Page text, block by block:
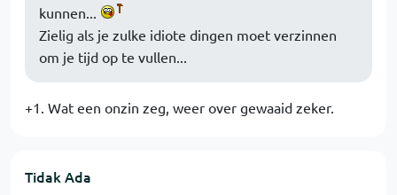
kunnen...
Zielig als je zulke idiote dingen moet verzinnen
om je tijd op te vullen...
+1. Wat een onzin zeg, weer over gewaaid zeker.
Tidak Ada